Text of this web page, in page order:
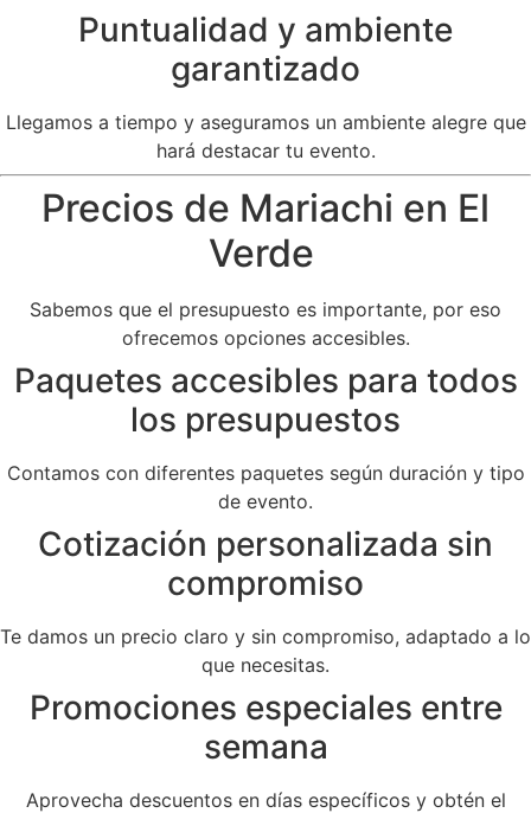
Puntualidad y ambiente
garantizado
Llegamos a tiempo y aseguramos un ambiente alegre que
hará destacar tu evento.
Precios de Mariachi en El
Verde
Sabemos que el presupuesto es importante, por eso
ofrecemos opciones accesibles.
Paquetes accesibles para todos
los presupuestos
Contamos con diferentes paquetes según duración y tipo
de evento.
Cotización personalizada sin
compromiso
Te damos un precio claro y sin compromiso, adaptado a lo
que necesitas.
Promociones especiales entre
semana
Aprovecha descuentos en días específicos y obtén el